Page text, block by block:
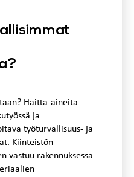
Haitta-aineita
ja
työturvallisuus- ja
Kiinteistön
vastuu rakennuksessa